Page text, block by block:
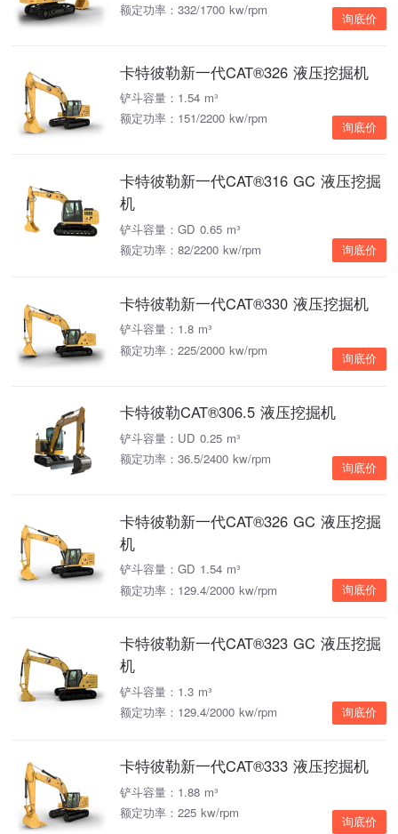
额定功率：332/1700 kw/rpm
询底价
卡特彼勒新一代CAT®326 液压挖掘机
铲斗容量：1.54 m³
额定功率：151/2200 kw/rpm
询底价
卡特彼勒新一代CAT®316 GC 液压挖掘
机
铲斗容量：GD 0.65 m³
额定功率：82/2200 kw/rpm
询底价
卡特彼勒新一代CAT®330 液压挖掘机
铲斗容量：1.8 m³
额定功率：225/2000 kw/rpm
询底价
卡特彼勒CAT®306.5 液压挖掘机
铲斗容量：UD 0.25 m³
额定功率：36.5/2400 kw/rpm
询底价
卡特彼勒新一代CAT®326 GC 液压挖掘
机
铲斗容量：GD 1.54 m³
额定功率：129.4/2000 kw/rpm
询底价
卡特彼勒新一代CAT®323 GC 液压挖掘
机
铲斗容量：1.3 m³
额定功率：129.4/2000 kw/rpm
询底价
卡特彼勒新一代CAT®333 液压挖掘机
铲斗容量：1.88 m³
额定功率：225 kw/rpm
询底价